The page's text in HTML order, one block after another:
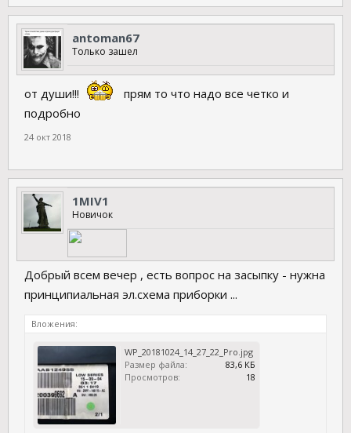
antoman67
Только зашел
от души!!!
прям то что надо все четко и
подробно
24 окт 2018
1MIV1
Новичок
Добрый всем вечер , есть вопрос на засыпку - нужна
принципиальная эл.схема приборки ...
Вложения:
WP_20181024_14_27_22_Pro.jpg
Размер файла:
83,6 КБ
Просмотров:
18